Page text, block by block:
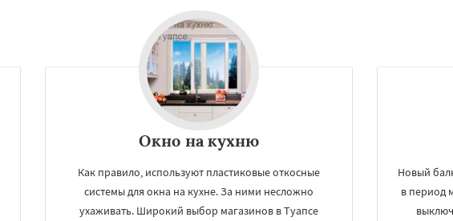
Окно на кухню
Как правило, используют пластиковые откосные
системы для окна на кухне. За ними несложно
ухаживать. Широкий выбор магазинов в Туапсе
Новый
в период